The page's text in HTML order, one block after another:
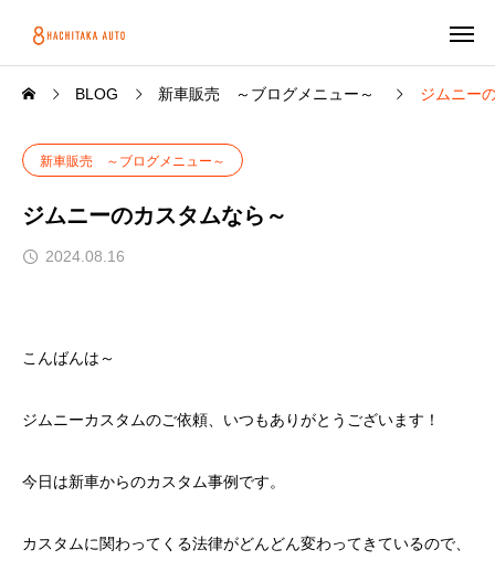
BLOG 新車販売 ～ブログメニュー～ ジムニー
新車販売 ～ブログメニュー～
ジムニーのカスタムなら～
2024.08.16
こんばんは～
ジムニーカスタムのご依頼、いつもありがとうございます！
今日は新車からのカスタム事例です。
カスタムに関わってくる法律がどんどん変わってきているので、